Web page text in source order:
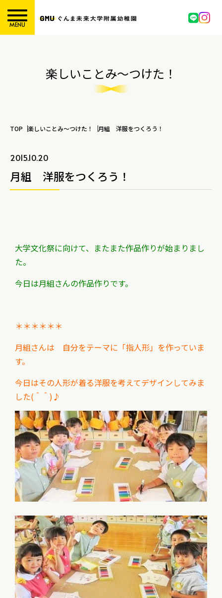
MENU
楽しいことみ～つけた！
TOP 楽しいことみ～つけた！ 月組 洋服をつくろう！
2015.10.20
月組 洋服をつくろう！
大学文化祭に向けて、またまた作品作りが始まりまし
た。
今日は月組さんの作品作りです。
＊＊＊＊＊＊
月組さんは 自分をテーマに「指人形」を作っていま
す。
今日はその人形が着る洋服を考えてデザインしてみま
した(＾＾)♪